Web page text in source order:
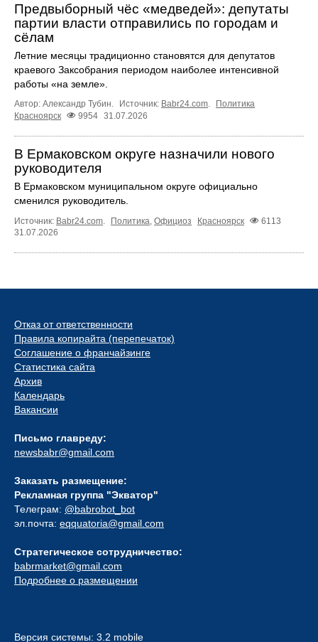
Предвыборный чёс «медведей»: депутаты
партии власти отправились по городам и
сёлам
Летние месяцы традиционно становятся для депутатов
краевого Заксобрания периодом наиболее интенсивной
работы «на земле».
Автор: Александр Тубин. Источник: Babr24.com.
Политика
Красноярск
9954 31.07.2026
В Ермаковском округе назначили нового
руководителя
В Ермаковском муниципальном округе официально
сменился руководитель.
Источник: Babr24.com. Политика, Официоз Красноярск
6113
31.07.2026
Отказ от ответственности
Правила копирайта (перепечаток)
Соглашение о франчайзинге
Статистика сайта
Архив
Календарь
Вакансии
Письмо главреду:
newsbabr@gmail.com
Заказать размещение:
Рекламная группа "Экватор"
Телеграм: @babrobot_bot
эл.почта: eqquatoria@gmail.com
Стратегическое сотрудничество:
babrmarket@gmail.com
Подробнее о размещении
Версия системы: 3.2 mobile